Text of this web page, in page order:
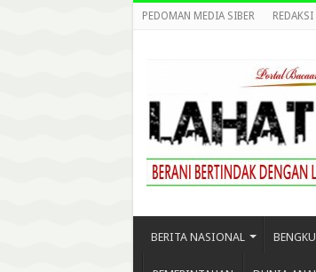
PEDOMAN MEDIA SIBER REDAKSI
BERITA NASIONAL